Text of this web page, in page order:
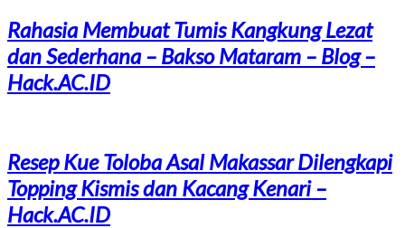
Rahasia Membuat Tumis Kangkung Lezat
dan Sederhana – Bakso Mataram – Blog –
Hack.AC.ID
Resep Kue Toloba Asal Makassar Dilengkapi
Topping Kismis dan Kacang Kenari –
Hack.AC.ID